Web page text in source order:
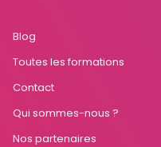
Blog
Toutes les formations
Contact
Qui sommes-nous ?
Nos partenaires